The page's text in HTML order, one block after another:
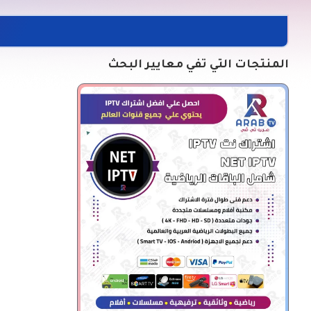
المنتجات التي تفي معايير البحث